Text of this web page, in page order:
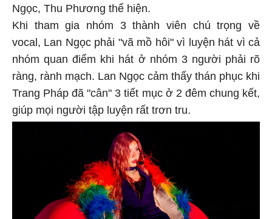
Ngọc, Thu Phương thể hiện.
Khi tham gia nhóm 3 thành viên chú trọng về
vocal, Lan Ngọc phải "vã mồ hôi" vì luyện hát vì cả
nhóm quan điểm khi hát ở nhóm 3 người phải rõ
ràng, rành mạch. Lan Ngọc cảm thấy thán phục khi
Trang Pháp đã "cân" 3 tiết mục ở 2 đêm chung kết,
giúp mọi người tập luyện rất trơn tru.